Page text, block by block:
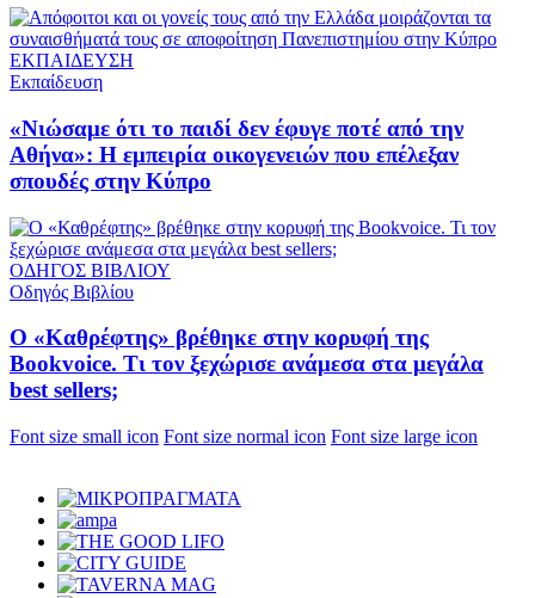
ΕΚΠΑΙΔΕΥΣΗ
Εκπαίδευση
«Νιώσαμε ότι το παιδί δεν έφυγε ποτέ από την
Αθήνα»: Η εμπειρία οικογενειών που επέλεξαν
σπουδές στην Κύπρο
ΟΔΗΓΟΣ ΒΙΒΛΙΟΥ
Οδηγός Βιβλίου
Ο «Καθρέφτης» βρέθηκε στην κορυφή της
Bookvoice. Τι τον ξεχώρισε ανάμεσα στα μεγάλα
best sellers;
Font size small icon Font size normal icon Font size large icon